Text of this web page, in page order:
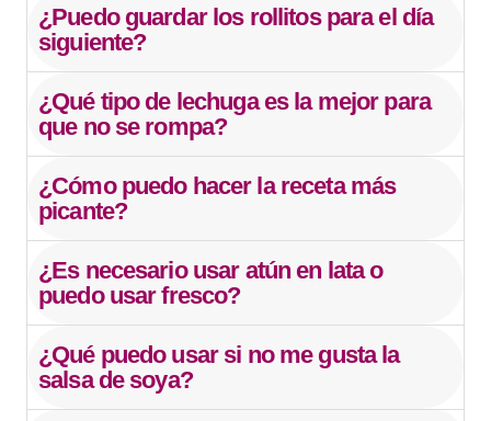
¿Puedo guardar los rollitos para el día
siguiente?
¿Qué tipo de lechuga es la mejor para
que no se rompa?
¿Cómo puedo hacer la receta más
picante?
¿Es necesario usar atún en lata o
puedo usar fresco?
¿Qué puedo usar si no me gusta la
salsa de soya?